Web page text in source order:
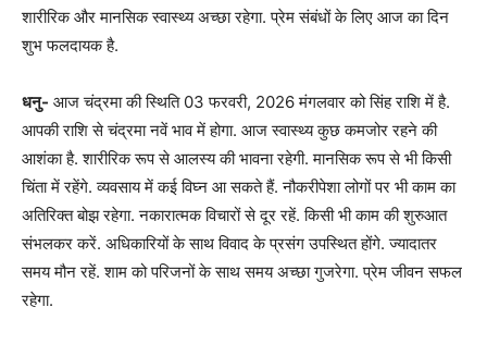
शारीरिक और मानसिक स्वास्थ्य अच्छा रहेगा. प्रेम संबंधों के लिए आज का दिन
शुभ फलदायक है.
धनु- आज चंद्रमा की स्थिति 03 फरवरी, 2026 मंगलवार को सिंह राशि में है.
आपकी राशि से चंद्रमा नवें भाव में होगा. आज स्वास्थ्य कुछ कमजोर रहने की
आशंका है. शारीरिक रूप से आलस्य की भावना रहेगी. मानसिक रूप से भी किसी
चिंता में रहेंगे. व्यवसाय में कई विघ्न आ सकते हैं. नौकरीपेशा लोगों पर भी काम का
अतिरिक्त बोझ रहेगा. नकारात्मक विचारों से दूर रहें. किसी भी काम की शुरुआत
संभलकर करें. अधिकारियों के साथ विवाद के प्रसंग उपस्थित होंगे. ज्यादातर
समय मौन रहें. शाम को परिजनों के साथ समय अच्छा गुजरेगा. प्रेम जीवन सफल
रहेगा.